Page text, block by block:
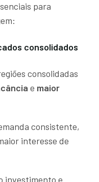
para
consolidados
consolidadas
e maior
consistente,
interesse de
investimento e